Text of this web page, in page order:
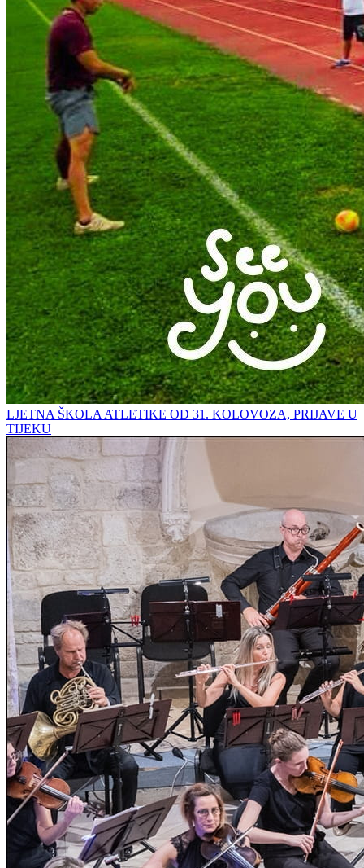
LJETNA ŠKOLA ATLETIKE OD 31. KOLOVOZA, PRIJAVE U
TIJEKU